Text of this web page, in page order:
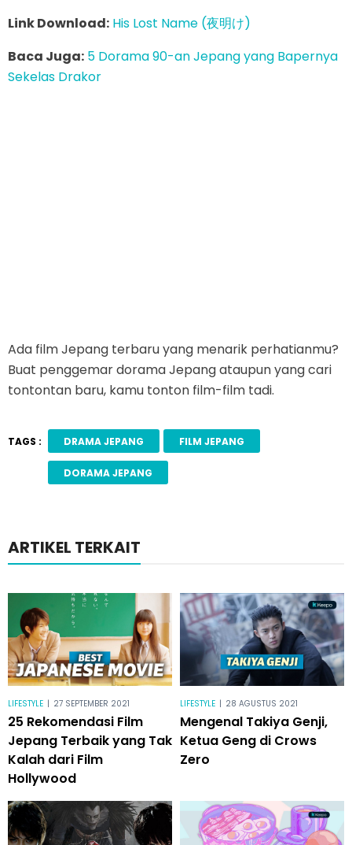
Link Download: His Lost Name (夜明け)
Baca Juga: 5 Dorama 90-an Jepang yang Bapernya
Sekelas Drakor
Ada film Jepang terbaru yang menarik perhatianmu?
Buat penggemar dorama Jepang ataupun yang cari
tontontan baru, kamu tonton film-film tadi.
TAGS : DRAMA JEPANG FILM JEPANG
DORAMA JEPANG
ARTIKEL TERKAIT
LIFESTYLE | 27 SEPTEMBER 2021
25 Rekomendasi Film
Jepang Terbaik yang Tak
Kalah dari Film
Hollywood
LIFESTYLE | 28 AGUSTUS 2021
Mengenal Takiya Genji,
Ketua Geng di Crows
Zero